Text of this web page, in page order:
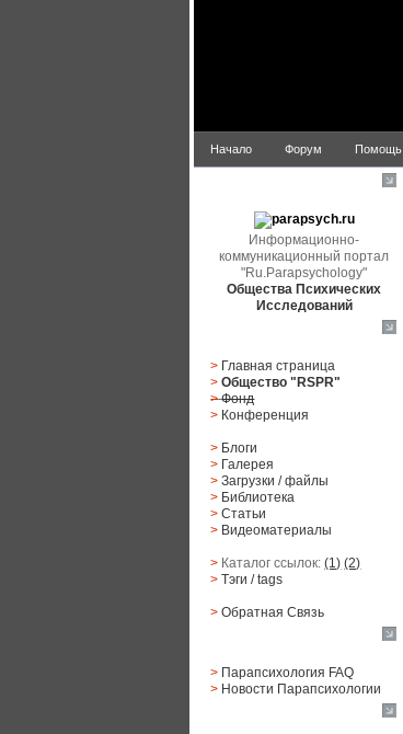
Начало Форум Помощь
Информационно-
коммуникационный портал
"Ru.Parapsychology"
Общества Психических
Исследований
> Главная страница
> Общество "RSPR"
> Фонд
> Конференция
> Блоги
> Галерея
> Загрузки/файлы
> Библиотека
> Статьи
> Видеоматериалы
> Каталог ссылок:(1) (2)
> Тэги/ tags
> Обратная Cвязь
> Парапсихология FAQ
> Новости Парапсихологии